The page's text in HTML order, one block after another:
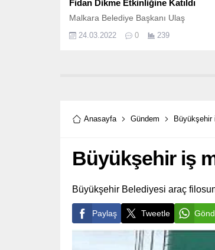
Fidan Dikme Etkinliğine Katıldı
Malkara Belediye Başkanı Ulaş
Kapsamında 24 Mart 2022 Perşembe
24.03.2022 0 239
Anasayfa Gündem Büyükşehir
Büyükşehir iş
Büyükşehir Belediyesi araç
Paylaş Tweetle